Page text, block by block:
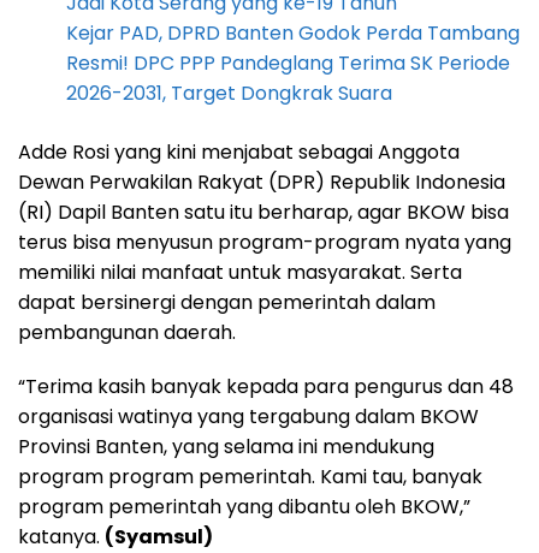
Kejar PAD, DPRD Banten Godok Perda Tambang
Resmi! DPC PPP Pandeglang Terima SK Periode
2026-2031, Target Dongkrak Suara
Adde Rosi yang kini menjabat sebagai Anggota
Dewan Perwakilan Rakyat (DPR) Republik Indonesia
(RI) Dapil Banten satu itu berharap, agar BKOW bisa
terus bisa menyusun program-program nyata yang
memiliki nilai manfaat untuk masyarakat. Serta
dapat bersinergi dengan pemerintah dalam
pembangunan daerah.
“Terima kasih banyak kepada para pengurus dan 48
organisasi watinya yang tergabung dalam BKOW
Provinsi Banten, yang selama ini mendukung
program program pemerintah. Kami tau, banyak
program pemerintah yang dibantu oleh BKOW,”
katanya. (Syamsul)